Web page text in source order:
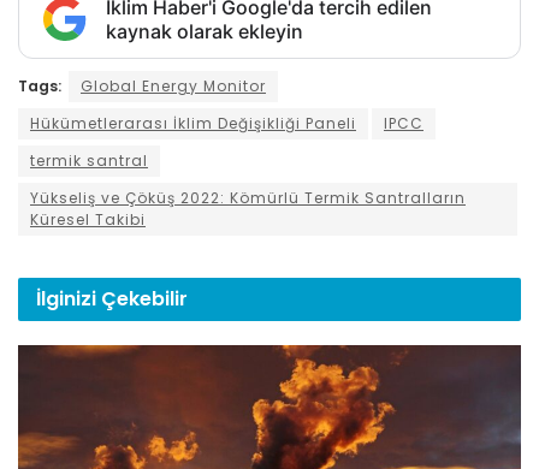
İklim Haber'i Google'da tercih edilen
kaynak olarak ekleyin
Tags:
Global Energy Monitor
Hükümetlerarası İklim Değişikliği Paneli
IPCC
termik santral
Yükseliş ve Çöküş 2022: Kömürlü Termik Santralların
Küresel Takibi
İlginizi Çekebilir